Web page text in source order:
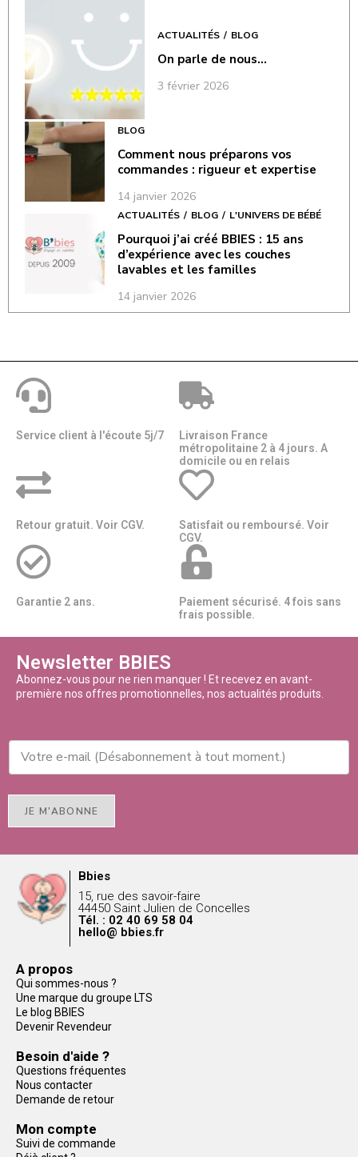
ACTUALITÉS BLOG
On parle de nous…
3 février 2026
BLOG
Comment nous préparons vos
commandes : rigueur et expertise
14 janvier 2026
ACTUALITÉS BLOG L'UNIVERS DE BÉBÉ
Pourquoi j’ai créé BBIES : 15 ans
d’expérience avec les couches
lavables et les familles
14 janvier 2026
Service client à l'écoute 5j/7
Livraison France
métropolitaine 2 à 4 jours. A
domicile ou en relais​​
Retour gratuit. Voir CGV.
Satisfait ou remboursé. Voir
CGV.
Garantie 2 ans.
Paiement sécurisé. 4 fois sans
frais possible.
Newsletter BBIES
Abonnez-vous pour ne rien manquer ! Et recevez en avant-
première nos offres promotionnelles, nos actualités produits.
JE M'ABONNE
Bbies
15, rue des savoir-faire
44450 Saint Julien de Concelles
Tél. : 02 40 69 58 04
hello@ bbies.fr
A propos
Qui sommes-nous ?
Une marque du groupe LTS
Le blog BBIES
Devenir Revendeur
Besoin d'aide ?
Questions fréquentes
Nous contacter
Demande de retour
Mon compte
Suivi de commande